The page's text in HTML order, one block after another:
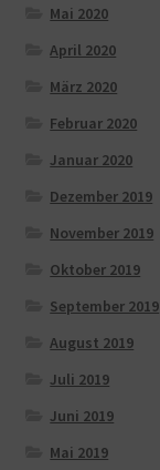
Mai 2020
April 2020
März 2020
Februar 2020
Januar 2020
Dezember 2019
November 2019
Oktober 2019
September 2019
August 2019
Juli 2019
Juni 2019
Mai 2019